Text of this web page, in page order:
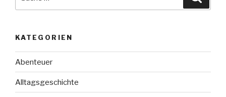
KATEGORIEN
Abenteuer
Alltagsgeschichte